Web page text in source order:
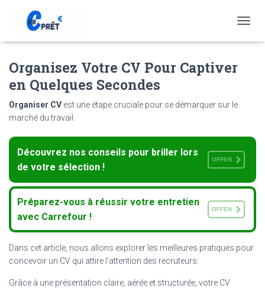
O
A
T
O
Organisez Votre CV Pour Captiver
en Quelques Secondes
Organiser CV est une étape cruciale pour se démarquer sur le
marché du travail.
Découvrez nos conseils pour briller lors
de votre sélection !
OFFEN
Préparez-vous à réussir votre entretien
avec Carrefour !
OFFEN
Dans cet article, nous allons explorer les meilleures pratiques pour
concevoir un CV qui attire l’attention des recruteurs.
Grâce à une présentation claire, aérée et structurée, votre CV